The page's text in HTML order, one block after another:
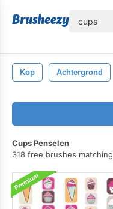
Kop Achtergrond
Cups Penselen
318 free brushes matching